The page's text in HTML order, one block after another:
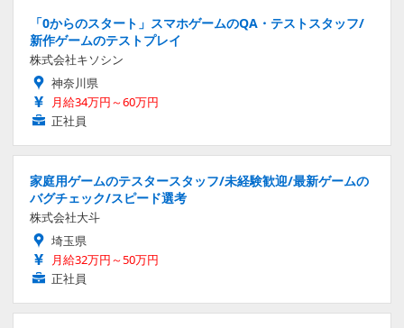
「0からのスタート」スマホゲームのQA・テストスタッフ/
新作ゲームのテストプレイ
株式会社キソシン
神奈川県
月給34万円～60万円
正社員
家庭用ゲームのテスタースタッフ/未経験歓迎/最新ゲームの
バグチェック/スピード選考
株式会社大斗
埼玉県
月給32万円～50万円
正社員